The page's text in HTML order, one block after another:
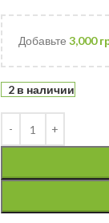
Добавьте 3,000
2 в наличии